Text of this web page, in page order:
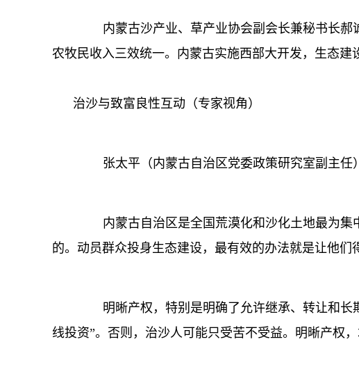
内蒙古沙产业、草产业协会副会长兼秘书长郝
农牧民收入三效统一。内蒙古实施西部大开发，生态建
治沙与致富良性互动（专家视角）
张太平（内蒙古自治区党委政策研究室副主任
内蒙古自治区是全国荒漠化和沙化土地最为集
的。动员群众投身生态建设，最有效的办法就是让他
明晰产权，特别是明确了允许继承、转让和长
线投资”。否则，治沙人可能只受苦不受益。明晰产权